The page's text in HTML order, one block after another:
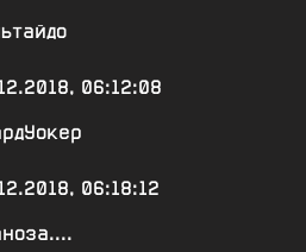
06:12:08
06:18:12